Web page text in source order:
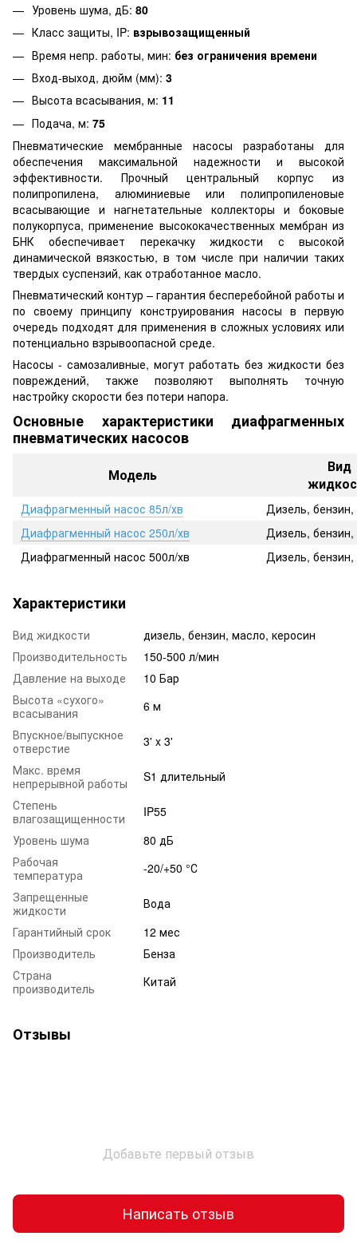
Уровень шума, дБ: 80
Класс защиты, IP: взрывозащищенный
Время непр. работы, мин: без ограничения времени
Вход-выход, дюйм (мм): 3
Высота всасывания, м: 11
Подача, м: 75
Пневматические мембранные насосы разработаны для
обеспечения максимальной надежности и высокой
эффективности. Прочный центральный корпус из
полипропилена, алюминиевые или полипропиленовые
всасывающие и нагнетательные коллекторы и боковые
полукорпуса, применение высококачественных мембран из
БНК обеспечивает перекачку жидкости с высокой
динамической вязкостью, в том числе при наличии таких
твердых суспензий, как отработанное масло.
Пневматический контур – гарантия бесперебойной работы и
по своему принципу конструирования насосы в первую
очередь подходят для применения в сложных условиях или
потенциально взрывоопасной среде.
Насосы - самозаливные, могут работать без жидкости без
повреждений, также позволяют выполнять точную
настройку скорости без потери напора.
Основные характеристики диафрагменных
пневматических насосов
Модель
Вид
Диафрагменный насос 85л/хв
Дизель, бензин,
Диафрагменный насос 250л/хв
Дизель, бензин,
Диафрагменный насос 500л/хв
Дизель, бензин,
Характеристики
Вид жидкости
дизель, бензин, масло, керосин
Производительность
150-500 л/мин
Давление на выходе
10 Бар
Высота «сухого»
всасывания
6 м
Впускное/выпускное
отверстие
3' x 3'
Макс. время
непрерывной работы
S1 длительный
Степень
влагозащищенности
IP55
Уровень шума
80 дБ
Рабочая
температура
-20/+50 °С
Запрещенные
жидкости
Вода
Гарантийный срок
12 мес
Производитель
Бенза
Страна
производитель
Китай
Отзывы
Добавьте первый отзыв
Написать отзыв